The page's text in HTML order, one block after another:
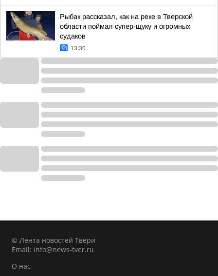
Рыбак рассказал, как на реке в Тверской
области поймал супер-щуку и огромных
судаков
13:30
© Лента новостей Твери
Email: info@news-tver.ru
О нас